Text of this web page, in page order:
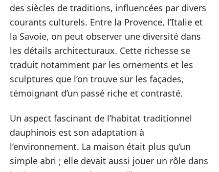
des siècles de traditions, influencées par divers
courants culturels. Entre la Provence, l’Italie et
la Savoie, on peut observer une diversité dans
les détails architecturaux. Cette richesse se
traduit notamment par les ornements et les
sculptures que l’on trouve sur les façades,
témoignant d’un passé riche et contrasté.
Un aspect fascinant de l’habitat traditionnel
dauphinois est son adaptation à
l’environnement. La maison était plus qu’un
simple abri ; elle devait aussi jouer un rôle dans